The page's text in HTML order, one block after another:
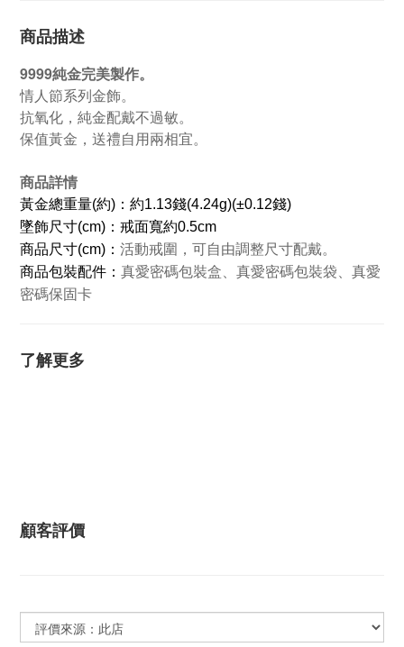
商品描述
9999純金完美製作。
情人節系列金飾。
抗氧化，純金配戴不過敏。
保值黃金，送禮自用兩相宜。
商品詳情
黃金總重量(約)：約1.13錢(4.24g)(±0.12錢)
墜飾尺寸(cm)：戒面寬約0.5cm
商品尺寸(cm)： 活動戒圍，可自由調整尺寸配戴。
商品包裝配件： 真愛密碼包裝盒、真愛密碼包裝袋、真愛
密碼保固卡
了解更多
顧客評價